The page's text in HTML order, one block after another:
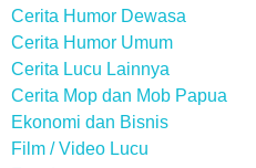
Cerita Humor Dewasa
Cerita Humor Umum
Cerita Lucu Lainnya
Cerita Mop dan Mob Papua
Ekonomi dan Bisnis
Film / Video Lucu